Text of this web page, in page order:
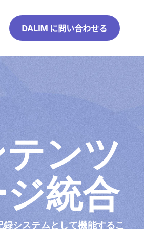
コネクタ＆連携
門
事業
ンツ
統合
システムとして機能するこ